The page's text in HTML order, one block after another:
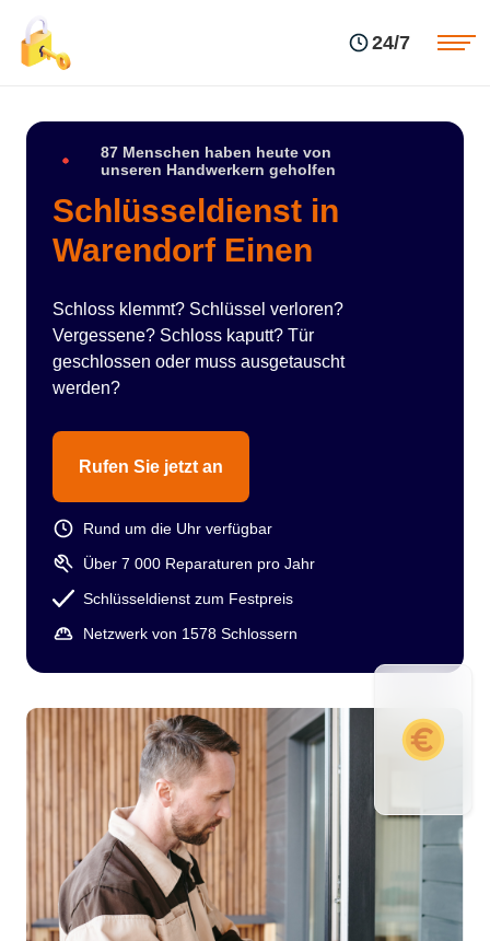
24/7
87 Menschen haben heute von
unseren Handwerkern geholfen
Schlüsseldienst in
Warendorf Einen
Schloss klemmt? Schlüssel verloren?
Vergessene? Schloss kaputt? Tür
geschlossen oder muss ausgetauscht
werden?
Rufen Sie jetzt an
Rund um die Uhr verfügbar
Über 7 000 Reparaturen pro Jahr
Schlüsseldienst zum Festpreis
Netzwerk von 1578 Schlossern